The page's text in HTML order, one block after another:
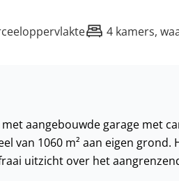
4 kamers,
aangebouwde garage met
van 1060 m² aan eigen grond.
uitzicht over het